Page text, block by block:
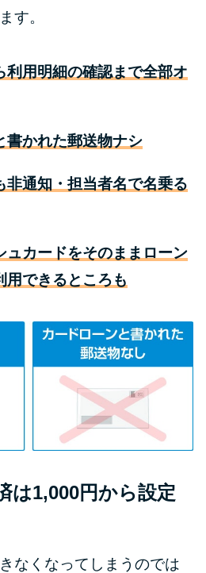
最短40分で借りられるカ
探す
ードローンを選ぶべき4つ
期間を利用して利息0円で
借りる3つのポイント
の家賃払えない…2ヵ月目に
しないと危険な理由と対
えないが強制退去は避け
す。
利用明細の確認まで全部オ
書かれた郵送物ナシ
非通知・担当者名で名乗る
ュカードをそのままローン
用できるところも
は1,000円から設定
なくなってしまうのでは